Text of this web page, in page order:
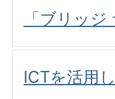
「ブリッ
ICTを活用